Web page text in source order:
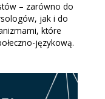
– zarówno do
jak i do
które
językową.